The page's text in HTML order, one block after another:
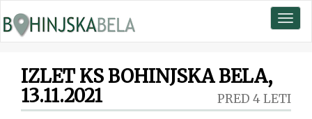
IZLET KS BOHINJSKA BELA,
13.11.2021
PRED 4 LETI